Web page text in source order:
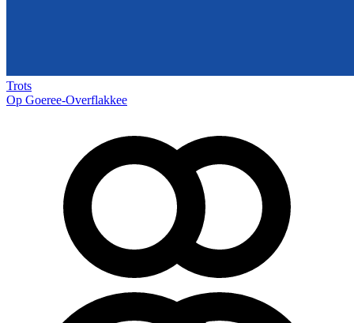
Trots
Op Goeree-Overflakkee